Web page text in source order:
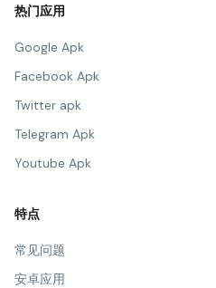
热门应用
Google Apk
Facebook Apk
Twitter apk
Telegram Apk
Youtube Apk
特点
常见问题
安卓应用